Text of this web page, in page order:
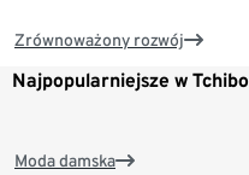
Zrównoważony rozwój
Najpopularniejsze w Tchibo
Moda damska